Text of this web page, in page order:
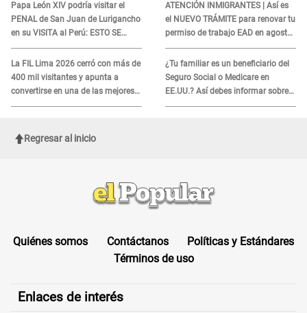
Papa León XIV podría visitar el
PENAL de San Juan de Lurigancho
en su VISITA al Perú: ESTO SE
SABE
La FIL Lima 2026 cerró con más de
400 mil visitantes y apunta a
convertirse en una de las mejores
ferias de Latinoamérica
ATENCIÓN INMIGRANTES | Así es
el NUEVO TRÁMITE para renovar tu
permiso de trabajo EAD en agosto
del 2026
¿Tu familiar es un beneficiario del
Seguro Social o Medicare en
EE.UU.? Así debes informar sobre
su muerte para EVITAR COBROS
Regresar al inicio
Quiénes somos Contáctanos
Políticas y Estándares
Términos de uso
Enlaces de interés